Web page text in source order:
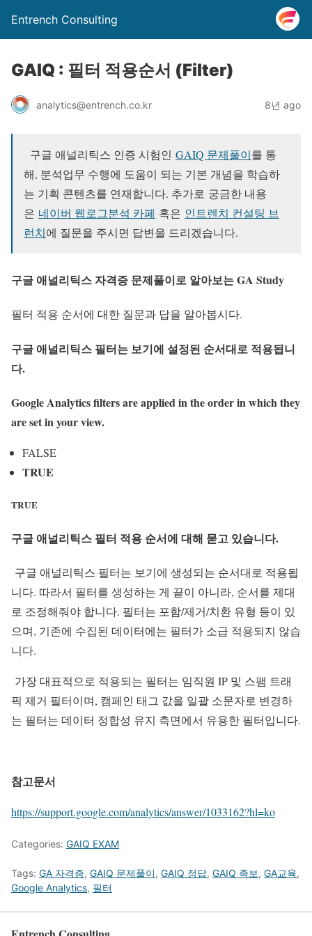
Entrench Consulting
GAIQ : 필터 적용순서 (Filter)
analytics@entrench.co.kr 8년 ago
구글 애널리틱스 인증 시험인 GAIQ 문제풀이를 통
해, 분석업무 수행에 도움이 되는 기본 개념을 학습하
는 기획 콘텐츠를 연재합니다. 추가로 궁금한 내용
은 네이버 웹로그분석 카페 혹은 인트렌치 컨설팅 브
런치에 질문을 주시면 답변을 드리겠습니다.
구글 애널리틱스 자격증 문제풀이로 알아보는 GA Study
필터 적용 순서에 대한 질문과 답을 알아봅시다.
구글 애널리틱스 필터는 보기에 설정된 순서대로 적용됩니
다.
Google Analytics filters are applied in the order in which they
are set in your view.
FALSE
TRUE
TRUE
구글 애널리틱스 필터 적용 순서에 대해 묻고 있습니다.
구글 애널리틱스 필터는 보기에 생성되는 순서대로 적용됩
니다. 따라서 필터를 생성하는 게 끝이 아니라, 순서를 제대
로 조정해줘야 합니다. 필터는 포함/제거/치환 유형 등이 있
으며, 기존에 수집된 데이터에는 필터가 소급 적용되지 않습
니다.
가장 대표적으로 적용되는 필터는 임직원 IP 및 스팸 트래
픽 제거 필터이며, 캠페인 태그 값을 일괄 소문자로 변경하
는 필터는 데이터 정합성 유지 측면에서 유용한 필터입니다.
참고문서
https://support.google.com/analytics/answer/1033162?hl=ko
Categories: GAIQ EXAM
Tags: GA 자격증, GAIQ 문제풀이, GAIQ 정답, GAIQ 족보, GA교육,
Google Analytics, 필터